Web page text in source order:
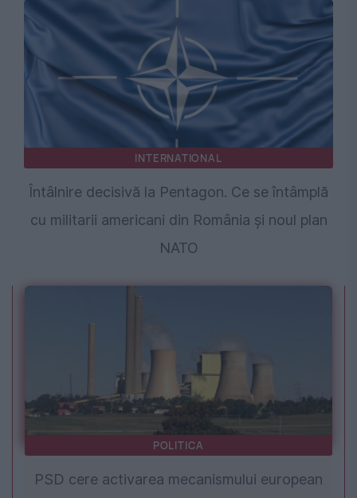
INTERNATIONAL
Întâlnire decisivă la Pentagon. Ce se întâmplă
cu militarii americani din România și noul plan
NATO
POLITICA
PSD cere activarea mecanismului european